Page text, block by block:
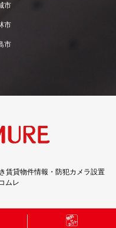
市
市
市
賃貸物件情報・防犯カメラ設置
ムレ